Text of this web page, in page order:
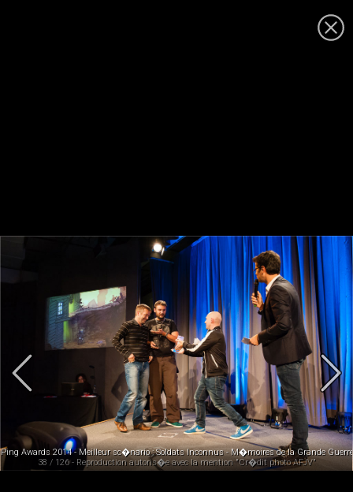
Ping Awards 2014 - Meilleur sc�nario : Soldats Inconnus - M�moires de la Grande
38 / 126 - Reproduction autoris�e avec la mention "Cr�dit photo AFJV"